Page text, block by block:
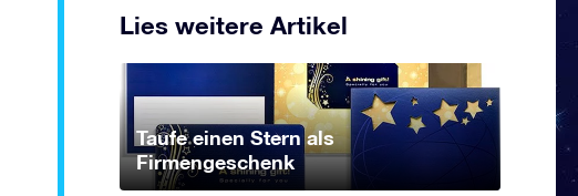
Lies weitere Artikel
Taufe einen Stern als
Firmengeschenk